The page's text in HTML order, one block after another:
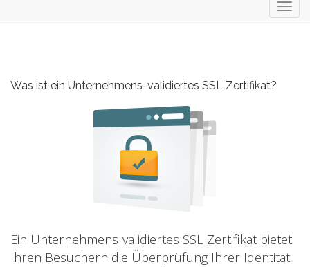
ein-/
Was ist ein Unternehmens-validiertes SSL Zertifikat?
Ein Unternehmens-validiertes SSL Zertifikat bietet
Ihren Besuchern die Überprüfung Ihrer Identität